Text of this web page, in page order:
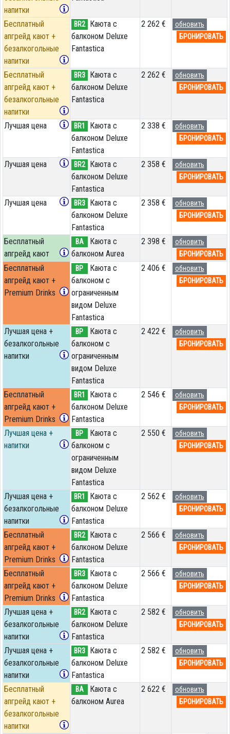
напитки
Бесплатный
апгрейд кают +
безалкогольные
напитки
BR2
Каюта с
балконом Deluxe
Fantastica
2 262 €
обновить
БРОНИРОВАТЬ
Бесплатный
апгрейд кают +
безалкогольные
напитки
BR3
Каюта с
балконом Deluxe
Fantastica
2 262 €
обновить
БРОНИРОВАТЬ
Лучшая цена BR1
Каюта с
балконом Deluxe
Fantastica
2 338 €
обновить
БРОНИРОВАТЬ
Лучшая цена BR2
Каюта с
балконом Deluxe
Fantastica
2 358 €
обновить
БРОНИРОВАТЬ
Лучшая цена BR3
Каюта с
балконом Deluxe
Fantastica
2 358 €
обновить
БРОНИРОВАТЬ
Бесплатный
апгрейд кают
BA
Каюта с
балконом Aurea
2 398 €
обновить
БРОНИРОВАТЬ
Бесплатный
апгрейд кают +
Premium Drinks
BP
Каюта с
балконом c
ограниченным
видом Deluxe
Fantastica
2 406 €
обновить
БРОНИРОВАТЬ
Лучшая цена +
безалкогольные
напитки
BP
Каюта с
балконом c
ограниченным
видом Deluxe
Fantastica
2 422 €
обновить
БРОНИРОВАТЬ
Бесплатный
апгрейд кают +
Premium Drinks
BR1
Каюта с
балконом Deluxe
Fantastica
2 546 €
обновить
БРОНИРОВАТЬ
Лучшая цена +
напитки
BP
Каюта с
балконом c
ограниченным
видом Deluxe
Fantastica
2 550 €
обновить
БРОНИРОВАТЬ
Лучшая цена +
безалкогольные
напитки
BR1
Каюта с
балконом Deluxe
Fantastica
2 562 €
обновить
БРОНИРОВАТЬ
Бесплатный
апгрейд кают +
Premium Drinks
BR2
Каюта с
балконом Deluxe
Fantastica
2 566 €
обновить
БРОНИРОВАТЬ
Бесплатный
апгрейд кают +
Premium Drinks
BR3
Каюта с
балконом Deluxe
Fantastica
2 566 €
обновить
БРОНИРОВАТЬ
Лучшая цена +
безалкогольные
напитки
BR2
Каюта с
балконом Deluxe
Fantastica
2 582 €
обновить
БРОНИРОВАТЬ
Лучшая цена +
безалкогольные
напитки
BR3
Каюта с
балконом Deluxe
Fantastica
2 582 €
обновить
БРОНИРОВАТЬ
Бесплатный
апгрейд кают +
безалкогольные
напитки
BA
Каюта с
балконом Aurea
2 622 €
обновить
БРОНИРОВАТЬ